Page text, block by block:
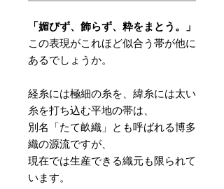
「媚びず、飾らず、粋をまとう。」
この表現がこれほど似合う帯が他に
あるでしょうか。
経糸には極細の糸を、緯糸には太い
糸を打ち込む平地の帯は、
別名「たて畝織」とも呼ばれる博多
織の源流ですが、
現在では生産できる織元も限られて
います。